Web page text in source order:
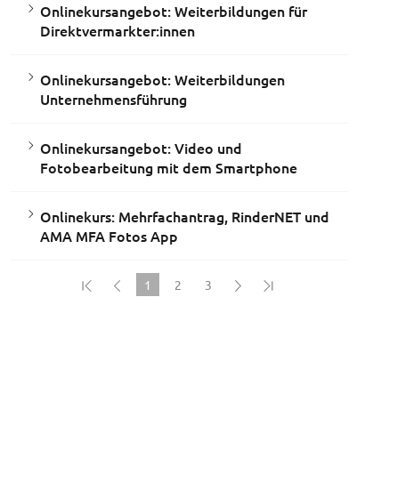
Onlinekursangebot: Weiterbildungen für
Direktvermarkter:innen
Onlinekursangebot: Weiterbildungen
Unternehmensführung
Onlinekursangebot: Video und
Fotobearbeitung mit dem Smartphone
Onlinekurs: Mehrfachantrag, RinderNET und
AMA MFA Fotos App
1
2 3